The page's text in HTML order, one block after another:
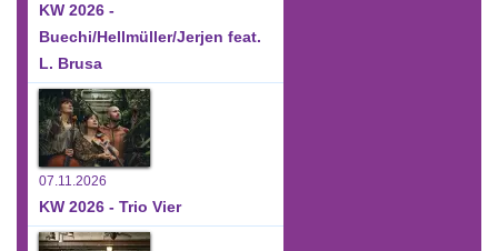
KW 2026 -
Buechi/Hellmüller/Jerjen feat.
L. Brusa
07.11.2026
KW 2026 - Trio Vier